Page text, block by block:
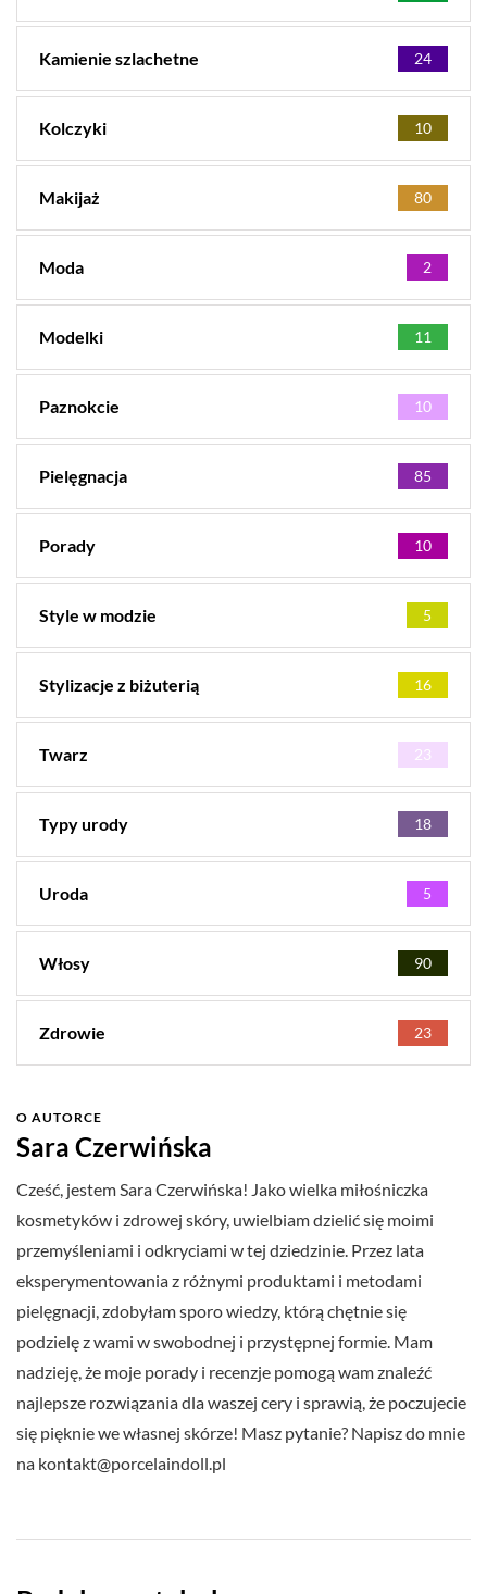
Kamienie szlachetne 24
Kolczyki 10
Makijaż 80
Moda 2
Modelki 11
Paznokcie 10
Pielęgnacja 85
Porady 10
Style w modzie 5
Stylizacje z biżuterią 16
Twarz 23
Typy urody 18
Uroda 5
Włosy 90
Zdrowie 23
O AUTORCE
Sara Czerwińska
Cześć, jestem Sara Czerwińska! Jako wielka miłośniczka
kosmetyków i zdrowej skóry, uwielbiam dzielić się moimi
przemyśleniami i odkryciami w tej dziedzinie. Przez lata
eksperymentowania z różnymi produktami i metodami
pielęgnacji, zdobyłam sporo wiedzy, którą chętnie się
podzielę z wami w swobodnej i przystępnej formie. Mam
nadzieję, że moje porady i recenzje pomogą wam znaleźć
najlepsze rozwiązania dla waszej cery i sprawią, że poczujecie
się pięknie we własnej skórze! Masz pytanie? Napisz do mnie
na kontakt@porcelaindoll.pl